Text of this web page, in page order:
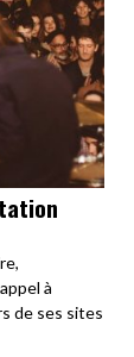
à
de ses sites